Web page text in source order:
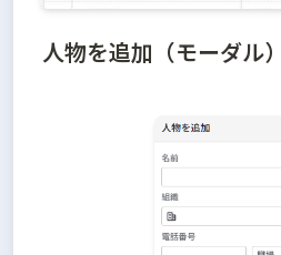
人物を追加（モーダル）